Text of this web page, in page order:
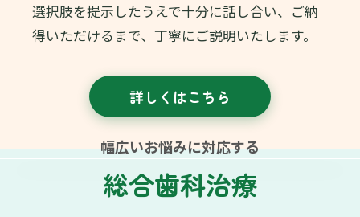
選択肢を提示したうえで十分に話し合い、ご納
得いただけるまで、丁寧にご説明いたします。
詳しくはこちら
幅広いお悩みに対応する
総合歯科治療